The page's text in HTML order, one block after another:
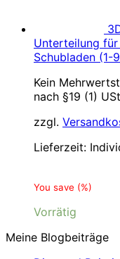
Unterteilung
Schubladen (1-
Kein
nach §19 (1)
zzgl.
Lieferzeit:
You save (%)
Vorrätig
Meine Blogbeiträge